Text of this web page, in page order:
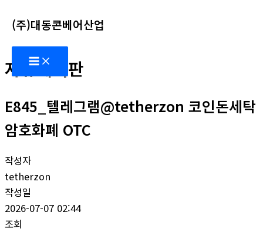
텐
츠
로
건
뛰
기
(주)대동콘베어산업
Main
Menu
자유게시판
E845_텔레그램@tetherzon 코인돈세탁
암호화폐 OTC
작성자
tetherzon
작성일
2026-07-07 02:44
조회